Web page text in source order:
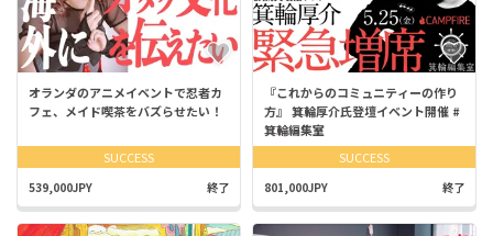
オランダのアニメイベントで忍者カ
フェ、メイド喫茶をバズらせたい！
SUCCESS
539,000JPY 終了
『これからのコミュニティーの作り
方』 箕輪厚介氏登壇イベント開催 #
箕輪編集室
SUCCESS
801,000JPY 終了